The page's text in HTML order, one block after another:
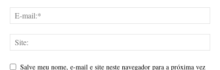
Salve meu nome, e-mail e site neste navegador para a próxima vez